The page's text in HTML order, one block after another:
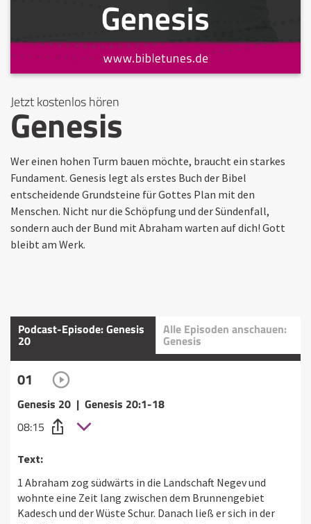
Jetzt kostenlos hören
Genesis
Wer einen hohen Turm bauen möchte, braucht ein starkes
Fundament. Genesis legt als erstes Buch der Bibel
entscheidende Grundsteine für Gottes Plan mit den
Menschen. Nicht nur die Schöpfung und der Sündenfall,
sondern auch der Bund mit Abraham warten auf dich! Gott
bleibt am Werk.
Podcast-Episode: Genesis
20
Alle Episoden anschauen:
Genesis
01
Genesis 20 | Genesis 20:1-18
08:15
Text:
1 Abraham zog südwärts in die Landschaft Negev und
wohnte eine Zeit lang zwischen dem Brunnengebiet
Kadesch und der Wüste Schur. Danach ließ er sich in der